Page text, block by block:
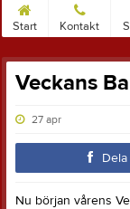
Start Kontakt
Veckans
27 apr
Dela
Nu början vårens